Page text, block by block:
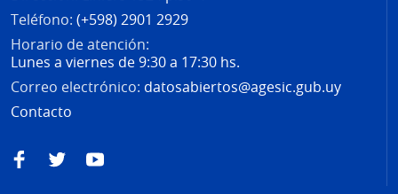
Teléfono: (+598) 2901 2929
Horario de atención:
Lunes a viernes de 9:30 a 17:30 hs.
Correo electrónico: datosabiertos@agesic.gub.uy
Contacto
FacebookTwitterYouTube